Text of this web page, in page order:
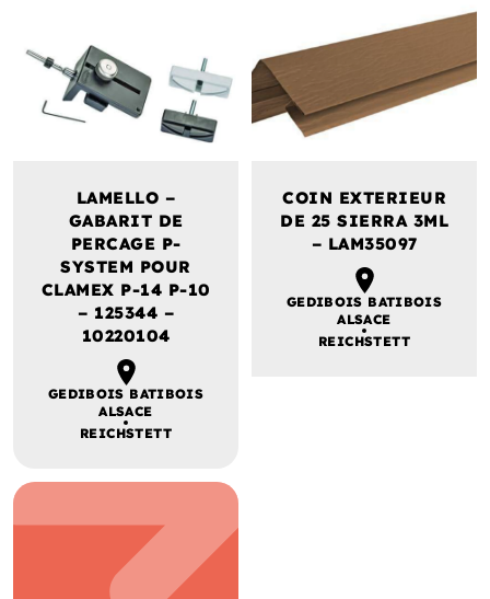
LAMELLO –
GABARIT DE
PERCAGE P-
SYSTEM POUR
CLAMEX P-14 P-10
– 125344 –
10220104
GEDIBOIS BATIBOIS
ALSACE
REICHSTETT
COIN EXTERIEUR
DE 25 SIERRA 3ML
– LAM35097
GEDIBOIS BATIBOIS
ALSACE
REICHSTETT